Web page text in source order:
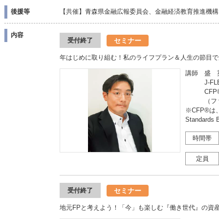
後援等 【共催】青森県金融広報委員会、金融経済教育推進機
内容
受付終了 セミナー
年はじめに取り組む！私のライフプラン＆人生の節目
講師 盛
J-FLEC
CFP®
（ファ
※CFP®は
Standards
時間帯
定員
受付終了 セミナー
地元FPと考えよう！「今」も楽しむ『働き世代』の資